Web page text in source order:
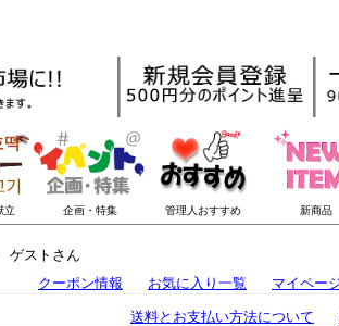
ゲストさん
クーポン情報
お気に入り一覧 マイペー
送料とお支払い方法について